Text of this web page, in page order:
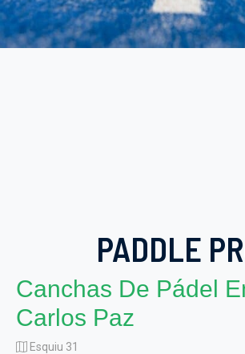
PADDLE
Canchas De Pádel
Carlos Paz
Esquiu 31